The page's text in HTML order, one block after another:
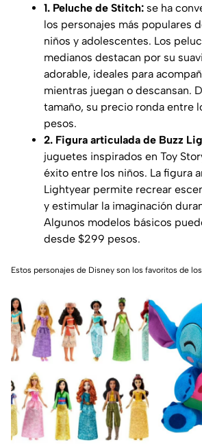
1. Peluche de Stitch: se ha
los personajes más populares
niños y adolescentes. Los
medianos destacan por su
adorable, ideales para
mientras juegan o descansan.
tamaño, su precio ronda entre
pesos.
2. Figura articulada de Buzz
juguetes inspirados en Toy
éxito entre los niños. La figura
Lightyear permite recrear
y estimular la imaginación
Algunos modelos básicos
desde $299 pesos.
Estos personajes de Disney son los favoritos de